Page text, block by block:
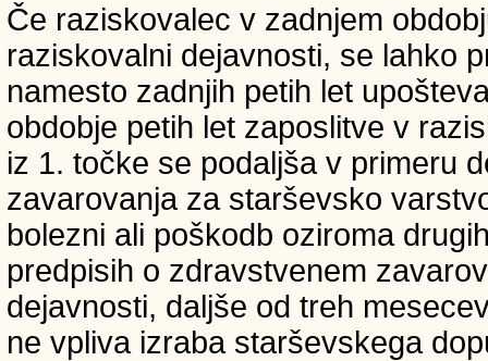
Če raziskovalec v zadnjem
raziskovalni dejavnosti, se lahko
namesto zadnjih petih let
obdobje petih let zaposlitve v
iz 1. točke se podaljša v primeru
zavarovanja za starševsko
bolezni ali poškodb oziroma
predpisih o zdravstvenem
dejavnosti, daljše od treh
ne vpliva izraba starševskega